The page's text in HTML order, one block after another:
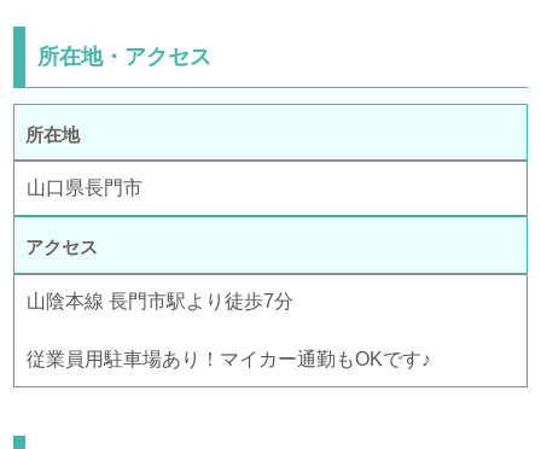
所在地・アクセス
所在地
山口県長門市
アクセス
山陰本線 長門市駅より徒歩7分
従業員用駐車場あり！マイカー通勤もOKです♪